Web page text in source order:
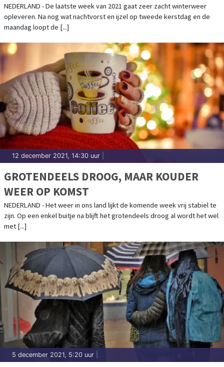
NEDERLAND - De laatste week van 2021 gaat zeer zacht winterweer
opleveren. Na nog wat nachtvorst en ijzel op tweede kerstdag en de
maandag loopt de [...]
12 december 2021, 14:30 uur
GROTENDEELS DROOG, MAAR KOUDER
WEER OP KOMST
NEDERLAND - Het weer in ons land lijkt de komende week vrij stabiel te
zijn. Op een enkel buitje na blijft het grotendeels droog al wordt het wel
met [...]
5 december 2021, 5:20 uur